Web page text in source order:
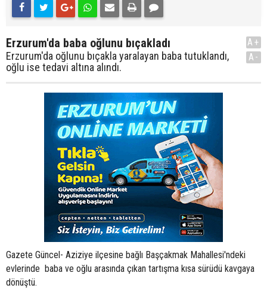
Erzurum'da baba oğlunu bıçakladı
Erzurum'da oğlunu bıçakla yaralayan baba tutuklandı,
oğlu ise tedavi altına alındı.
A+
A-
Gazete Güncel- Aziziye ilçesine bağlı Başçakmak Mahallesi'ndeki
evlerinde baba ve oğlu arasında çıkan tartışma kısa sürüdü kavgaya
dönüştü.